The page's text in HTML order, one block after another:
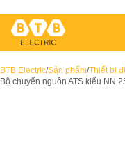
BTB Electric/Sản phẩm/Thiết bị
Bộ chuyển nguồn ATS kiểu NN